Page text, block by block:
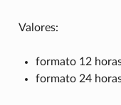
Valores:
formato 12
formato 24 horas